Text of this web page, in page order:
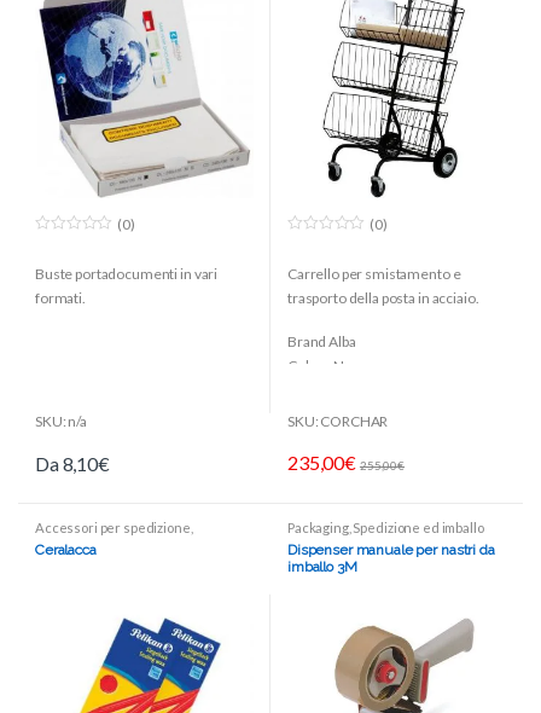
u
o
(0)
Buste portadocumenti in vari
formati.
SKU: n/a
Da8,10€
u
o
(0)
Carrello per smistamento e
trasporto della posta in acciaio.
Brand Alba
Colore Nero
Materiale Metallo
SKU: CORCHAR
235,00€ 255,00€
Accessori per spedizione
Spedizione ed imballo
Ceralacca
Packaging, Spedizione ed imballo
Dispenser manuale per nastri da
imballo 3M